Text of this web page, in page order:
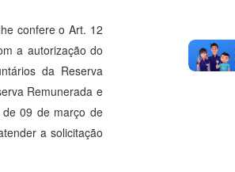
confere o Art. 12
a autorização do
da Reserva
Remunerada e
09 de março de
a solicitação